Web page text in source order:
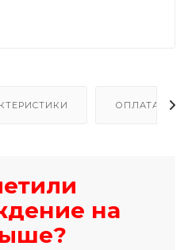
ОПЛАТА И
на